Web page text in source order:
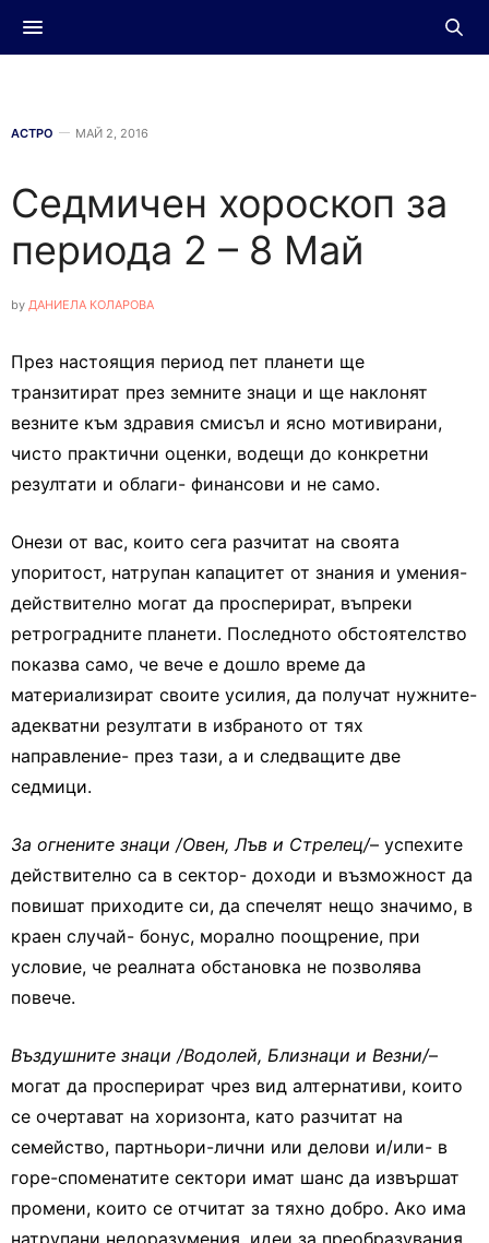
АСТРО МАЙ 2, 2016
Седмичен хороскоп за
периода 2 – 8 Май
by ДАНИЕЛА КОЛАРОВА
През настоящия период пет планети ще
транзитират през земните знаци и ще наклонят
везните към здравия смисъл и ясно мотивирани,
чисто практични оценки, водещи до конкретни
резултати и облаги- финансови и не само.
Онези от вас, които сега разчитат на своята
упоритост, натрупан капацитет от знания и умения-
действително могат да просперират, въпреки
ретроградните планети. Последното обстоятелство
показва само, че вече е дошло време да
материализират своите усилия, да получат нужните-
адекватни резултати в избраното от тях
направление- през тази, а и следващите две
седмици.
За огнените знаци /Овен, Лъв и Стрелец/– успехите
действително са в сектор- доходи и възможност да
повишат приходите си, да спечелят нещо значимо, в
краен случай- бонус, морално поощрение, при
условие, че реалната обстановка не позволява
повече.
Въздушните знаци /Водолей, Близнаци и Везни/–
могат да просперират чрез вид алтернативи, които
се очертават на хоризонта, като разчитат на
семейство, партньори-лични или делови и/или- в
горе-споменатите сектори имат шанс да извършат
промени, които се отчитат за тяхно добро. Ако има
натрупани недоразумения, идеи за преобразувания